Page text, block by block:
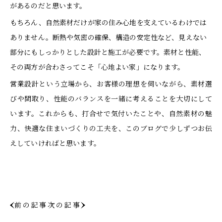
があるのだと思います。
もちろん、自然素材だけが家の住み心地を支えているわけでは
ありません。断熱や気密の確保、構造の安定性など、見えない
部分にもしっかりとした設計と施工が必要です。素材と性能、
その両方が合わさってこそ「心地よい家」になります。
営業設計という立場から、お客様の理想を伺いながら、素材選
びや間取り、性能のバランスを一緒に考えることを大切にして
います。これからも、打合せで気付いたことや、自然素材の魅
力、快適な住まいづくりの工夫を、このブログで少しずつお伝
えしていければと思います。
前の記事次の記事